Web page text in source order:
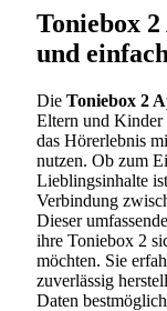
Toniebox
und
Die Toniebox 2
Eltern und Kinder
das Hörerlebnis
nutzen. Ob zum
Lieblingsinhalte
Verbindung
Dieser
ihre Toniebox 2
möchten. Sie
zuverlässig
Daten